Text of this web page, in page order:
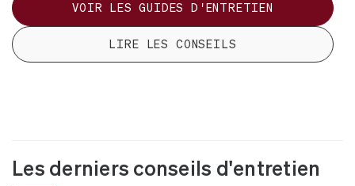
VOIR LES GUIDES D'ENTRETIEN
LIRE LES CONSEILS
Les derniers conseils d'entretien